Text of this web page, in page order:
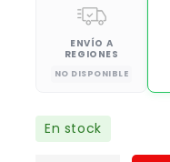
ENVÍO A
REGIONES
NO DISPONIBLE
En stock